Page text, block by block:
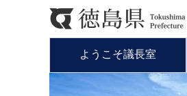
ようこそ議長室